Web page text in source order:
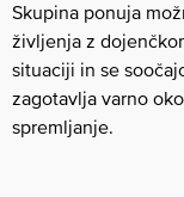
Skupina ponuja
življenja z
situaciji in se
zagotavlja varno
spremljanje.